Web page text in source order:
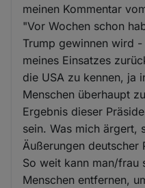
meinen Kommentar
"Vor Wochen schon
Trump gewinnen wird
meines Einsatzes
die USA zu kennen, ja
Menschen überhaupt
Ergebnis dieser
sein. Was mich ärgert,
Äußerungen deutscher
So weit kann man/frau
Menschen entfernen,